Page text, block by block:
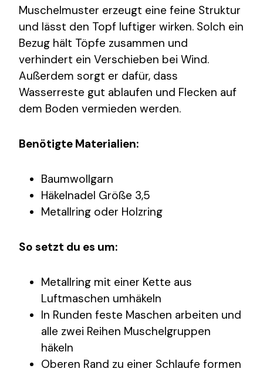
Muschelmuster erzeugt eine feine Struktur
und lässt den Topf luftiger wirken. Solch ein
Bezug hält Töpfe zusammen und
verhindert ein Verschieben bei Wind.
Außerdem sorgt er dafür, dass
Wasserreste gut ablaufen und Flecken auf
dem Boden vermieden werden.
Benötigte Materialien:
Baumwollgarn
Häkelnadel Größe 3,5
Metallring oder Holzring
So setzt du es um:
Metallring mit einer Kette aus
Luftmaschen umhäkeln
In Runden feste Maschen arbeiten und
alle zwei Reihen Muschelgruppen
häkeln
Oberen Rand zu einer Schlaufe formen